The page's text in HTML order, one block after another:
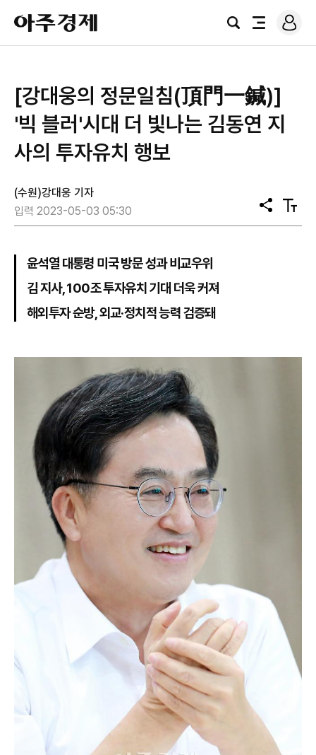
아
주
경
검
전
로
그
[강대웅의 정문일침(頂門一鍼)] ​
'빅 블러'시대 더 빛나는 김동연 지
사의 투자유치 행보
(수원)강대웅 기자
입력 2023-05-03 05:30
공
유
텍
스
윤석열 대통령 미국 방문 성과 비교우위
김 지사, 100조 투자유치 기대 더욱 커져
해외투자 순방, 외교·정치적 능력 검증돼